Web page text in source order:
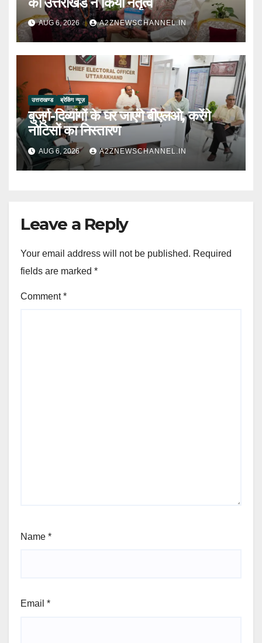
AUG 6, 2026 A2ZNEWSCHANNEL.IN
उत्तराखण्ड ब्रेकिंग न्यूज़
बुजुर्ग-दिव्यांगों के घर जाएंगे बीएलओ, करेंगे
नोटिसों का निस्तारण
AUG 6, 2026 A2ZNEWSCHANNEL.IN
Leave a Reply
Your email address will not be published. Required
fields are marked *
Comment*
Name *
Email *